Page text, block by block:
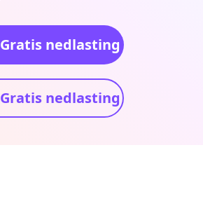
Gratis nedlasting
Gratis nedlasting